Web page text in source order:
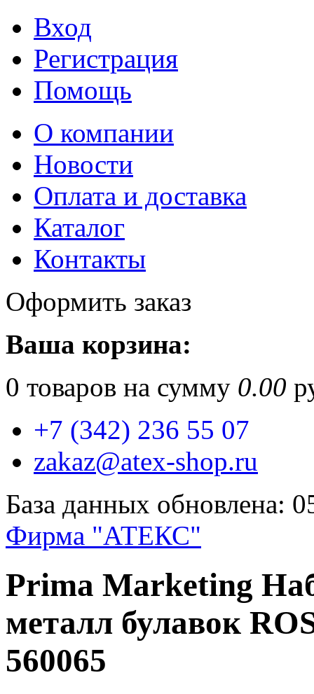
Вход
Регистрация
Помощь
О компании
Новости
Оплата и доставка
Каталог
Контакты
Оформить заказ
Ваша корзина:
0 товаров на сумму 0.00
+7 (342) 236 55 07
zakaz@atex-shop.ru
База данных обновлена:
Фирма "АТЕКС"
Prima Marketing
металл булавок
560065